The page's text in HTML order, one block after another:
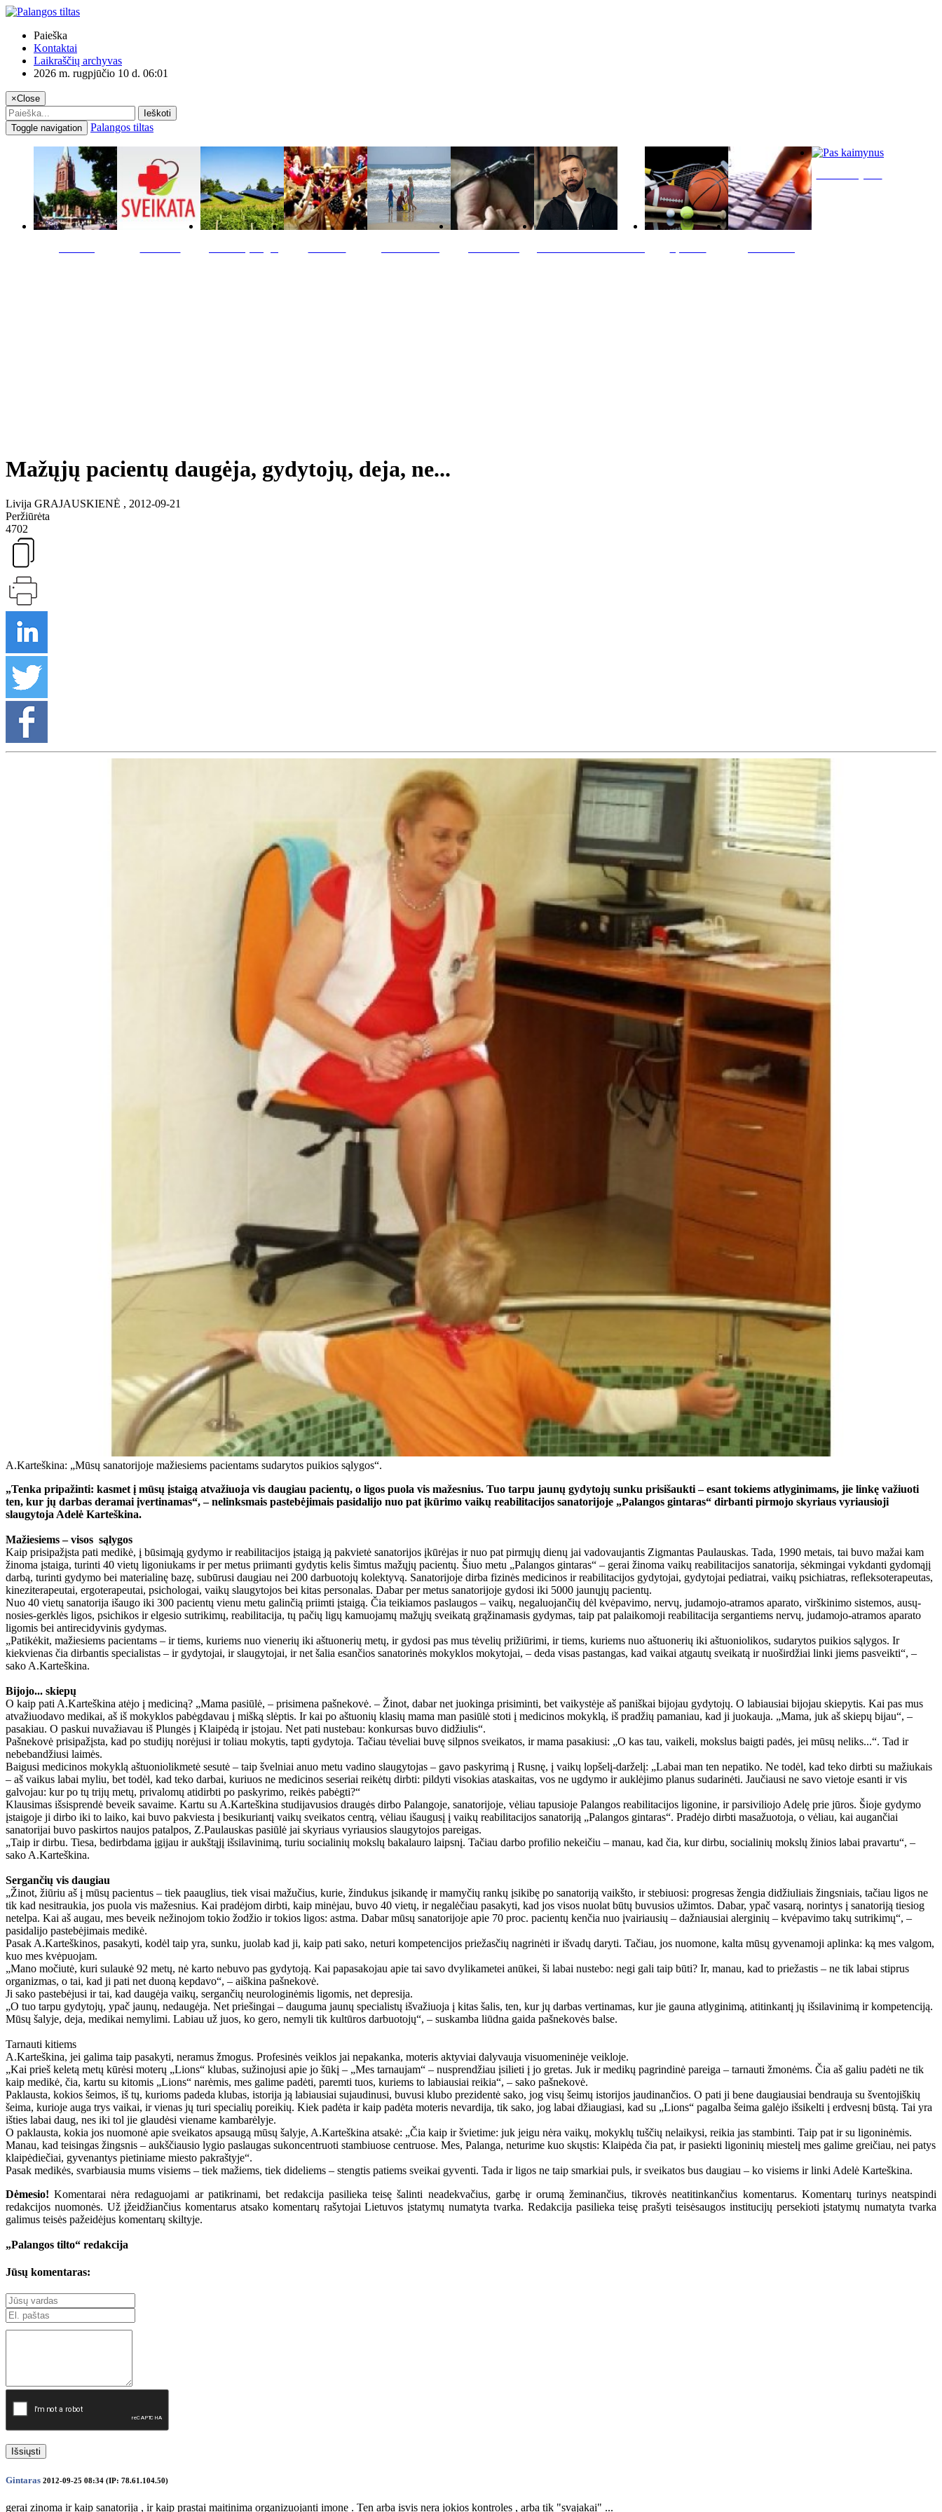
Paieška
Kontaktai
Laikraščių archyvas
2026 m. rugpjūčio 10 d. 06:01
×Close
Ieškoti
Toggle navigation
Palangos tiltas
Mažųjų pacientų daugėja, gydytojų, deja, ne...
Livija GRAJAUSKIENĖ , 2012-09-21
Peržiūrėta
4702
A.Karteškina: „Mūsų sanatorijoje mažiesiems pacientams sudarytos puikios sąlygos“.
„Tenka pripažinti: kasmet į mūsų įstaigą atvažiuoja vis daugiau pacientų, o ligos puola vis mažesnius. Tuo tarpu jaunų gydytojų sunku prisišaukti – esant tokiems atlyginimams, jie linkę važiuoti
ten, kur jų darbas deramai įvertinamas“, – nelinksmais pastebėjimais pasidalijo nuo pat įkūrimo vaikų reabilitacijos sanatorijoje „Palangos gintaras“ dirbanti pirmojo skyriaus vyriausioji
slaugytoja Adelė Karteškina.
Mažiesiems – visos sąlygos
Kaip prisipažįsta pati medikė, į būsimąją gydymo ir reabilitacijos įstaigą ją pakvietė sanatorijos įkūrėjas ir nuo pat pirmųjų dienų jai vadovaujantis Zigmantas Paulauskas. Tada, 1990 metais, tai buvo mažai kam
žinoma įstaiga, turinti 40 vietų ligoniukams ir per metus priimanti gydytis kelis šimtus mažųjų pacientų. Šiuo metu „Palangos gintaras“ – gerai žinoma vaikų reabilitacijos sanatorija, sėkmingai vykdanti gydomąjį
darbą, turinti gydymo bei materialinę bazę, subūrusi daugiau nei 200 darbuotojų kolektyvą. Sanatorijoje dirba fizinės medicinos ir reabilitacijos gydytojai, gydytojai pediatrai, vaikų psichiatras, refleksoterapeutas,
kineziterapeutai, ergoterapeutai, psichologai, vaikų slaugytojos bei kitas personalas. Dabar per metus sanatorijoje gydosi iki 5000 jaunųjų pacientų.
Nuo 40 vietų sanatorija išaugo iki 300 pacientų vienu metu galinčią priimti įstaigą. Čia teikiamos paslaugos – vaikų, negaluojančių dėl kvėpavimo, nervų, judamojo-atramos aparato, virškinimo sistemos, ausų-
nosies-gerklės ligos, psichikos ir elgesio sutrikimų, reabilitacija, tų pačių ligų kamuojamų mažųjų sveikatą grąžinamasis gydymas, taip pat palaikomoji reabilitacija sergantiems nervų, judamojo-atramos aparato
ligomis bei antirecidyvinis gydymas.
„Patikėkit, mažiesiems pacientams – ir tiems, kuriems nuo vienerių iki aštuonerių metų, ir gydosi pas mus tėvelių prižiūrimi, ir tiems, kuriems nuo aštuonerių iki aštuoniolikos, sudarytos puikios sąlygos. Ir
kiekvienas čia dirbantis specialistas – ir gydytojai, ir slaugytojai, ir net šalia esančios sanatorinės mokyklos mokytojai, – deda visas pastangas, kad vaikai atgautų sveikatą ir nuoširdžiai linki jiems pasveikti“, –
sako A.Karteškina.
Bijojo... skiepų
O kaip pati A.Karteškina atėjo į mediciną? „Mama pasiūlė, – prisimena pašnekovė. – Žinot, dabar net juokinga prisiminti, bet vaikystėje aš paniškai bijojau gydytojų. O labiausiai bijojau skiepytis. Kai pas mus
atvažiuodavo medikai, aš iš mokyklos pabėgdavau į mišką slėptis. Ir kai po aštuonių klasių mama man pasiūlė stoti į medicinos mokyklą, iš pradžių pamaniau, kad ji juokauja. „Mama, juk aš skiepų bijau“, –
pasakiau. O paskui nuvažiavau iš Plungės į Klaipėdą ir įstojau. Net pati nustebau: konkursas buvo didžiulis“.
Pašnekovė prisipažįsta, kad po studijų norėjusi ir toliau mokytis, tapti gydytoja. Tačiau tėveliai buvę silpnos sveikatos, ir mama pasakiusi: „O kas tau, vaikeli, mokslus baigti padės, jei mūsų neliks...“. Tad ir
nebebandžiusi laimės.
Baigusi medicinos mokyklą aštuoniolikmetė sesutė – taip švelniai anuo metu vadino slaugytojas – gavo paskyrimą į Rusnę, į vaikų lopšelį-darželį: „Labai man ten nepatiko. Ne todėl, kad teko dirbti su mažiukais
– aš vaikus labai myliu, bet todėl, kad teko darbai, kuriuos ne medicinos seseriai reikėtų dirbti: pildyti visokias ataskaitas, vos ne ugdymo ir auklėjimo planus sudarinėti. Jaučiausi ne savo vietoje esanti ir vis
galvojau: kur po tų trijų metų, privalomų atidirbti po paskyrimo, reikės pabėgti?“
Klausimas išsisprendė beveik savaime. Kartu su A.Karteškina studijavusios draugės dirbo Palangoje, sanatorijoje, vėliau tapusioje Palangos reabilitacijos ligonine, ir parsiviliojo Adelę prie jūros. Šioje gydymo
įstaigoje ji dirbo iki to laiko, kai buvo pakviesta į besikuriantį vaikų sveikatos centrą, vėliau išaugusį į vaikų reabilitacijos sanatoriją „Palangos gintaras“. Pradėjo dirbti masažuotoja, o vėliau, kai augančiai
sanatorijai buvo paskirtos naujos patalpos, Z.Paulauskas pasiūlė jai skyriaus vyriausios slaugytojos pareigas.
„Taip ir dirbu. Tiesa, bedirbdama įgijau ir aukštąjį išsilavinimą, turiu socialinių mokslų bakalauro laipsnį. Tačiau darbo profilio nekeičiu – manau, kad čia, kur dirbu, socialinių mokslų žinios labai pravartu“, –
sako A.Karteškina.
Sergančių vis daugiau
„Žinot, žiūriu aš į mūsų pacientus – tiek paauglius, tiek visai mažučius, kurie, žindukus įsikandę ir mamyčių rankų įsikibę po sanatoriją vaikšto, ir stebiuosi: progresas žengia didžiuliais žingsniais, tačiau ligos ne
tik kad nesitraukia, jos puola vis mažesnius. Kai pradėjom dirbti, kaip minėjau, buvo 40 vietų, ir negalėčiau pasakyti, kad jos visos nuolat būtų buvusios užimtos. Dabar, ypač vasarą, norintys į sanatoriją tiesiog
netelpa. Kai aš augau, mes beveik nežinojom tokio žodžio ir tokios ligos: astma. Dabar mūsų sanatorijoje apie 70 proc. pacientų kenčia nuo įvairiausių – dažniausiai alerginių – kvėpavimo takų sutrikimų“, –
pasidalijo pastebėjimais medikė.
Pasak A.Karteškinos, pasakyti, kodėl taip yra, sunku, juolab kad ji, kaip pati sako, neturi kompetencijos priežasčių nagrinėti ir išvadų daryti. Tačiau, jos nuomone, kalta mūsų gyvenamoji aplinka: ką mes valgom,
kuo mes kvėpuojam.
„Mano močiutė, kuri sulaukė 92 metų, nė karto nebuvo pas gydytoją. Kai papasakojau apie tai savo dvylikametei anūkei, ši labai nustebo: negi gali taip būti? Ir, manau, kad to priežastis – ne tik labai stiprus
organizmas, o tai, kad ji pati net duoną kepdavo“, – aiškina pašnekovė.
Ji sako pastebėjusi ir tai, kad daugėja vaikų, sergančių neurologinėmis ligomis, net depresija.
„O tuo tarpu gydytojų, ypač jaunų, nedaugėja. Net priešingai – dauguma jaunų specialistų išvažiuoja į kitas šalis, ten, kur jų darbas vertinamas, kur jie gauna atlyginimą, atitinkantį jų išsilavinimą ir kompetenciją.
Mūsų šalyje, deja, medikai nemylimi. Labiau už juos, ko gero, nemyli tik kultūros darbuotojų“, – suskamba liūdna gaida pašnekovės balse.
Tarnauti kitiems
A.Karteškina, jei galima taip pasakyti, neramus žmogus. Profesinės veiklos jai nepakanka, moteris aktyviai dalyvauja visuomeninėje veikloje.
„Kai prieš keletą metų kūrėsi moterų „Lions“ klubas, sužinojusi apie jo šūkį – „Mes tarnaujam“ – nusprendžiau įsilieti į jo gretas. Juk ir medikų pagrindinė pareiga – tarnauti žmonėms. Čia aš galiu padėti ne tik
kaip medikė, čia, kartu su kitomis „Lions“ narėmis, mes galime padėti, paremti tuos, kuriems to labiausiai reikia“, – sako pašnekovė.
Paklausta, kokios šeimos, iš tų, kurioms padeda klubas, istorija ją labiausiai sujaudinusi, buvusi klubo prezidentė sako, jog visų šeimų istorijos jaudinančios. O pati ji bene daugiausiai bendrauja su šventojiškių
šeima, kurioje auga trys vaikai, ir vienas jų turi specialių poreikių. Kiek padėta ir kaip padėta moteris nevardija, tik sako, jog labai džiaugiasi, kad su „Lions“ pagalba šeima galėjo išsikelti į erdvesnį būstą. Tai yra
išties labai daug, nes iki tol jie glaudėsi viename kambarėlyje.
O paklausta, kokia jos nuomonė apie sveikatos apsaugą mūsų šalyje, A.Karteškina atsakė: „Čia kaip ir švietime: juk jeigu nėra vaikų, mokyklų tuščių nelaikysi, reikia jas stambinti. Taip pat ir su ligoninėmis.
Manau, kad teisingas žingsnis – aukščiausio lygio paslaugas sukoncentruoti stambiuose centruose. Mes, Palanga, neturime kuo skųstis: Klaipėda čia pat, ir pasiekti ligoninių miestelį mes galime greičiau, nei patys
klaipėdiečiai, gyvenantys pietiniame miesto pakraštyje“.
Pasak medikės, svarbiausia mums visiems – tiek mažiems, tiek dideliems – stengtis patiems sveikai gyventi. Tada ir ligos ne taip smarkiai puls, ir sveikatos bus daugiau – ko visiems ir linki Adelė Karteškina.
Dėmesio! Komentarai nėra redaguojami ar patikrinami, bet redakcija pasilieka teisę šalinti neadekvačius, garbę ir orumą žeminančius, tikrovės neatitinkančius komentarus. Komentarų turinys neatspindi
redakcijos nuomonės. Už įžeidžiančius komentarus atsako komentarų rašytojai Lietuvos įstatymų numatyta tvarka. Redakcija pasilieka teisę prašyti teisėsaugos institucijų persekioti įstatymų numatyta tvarka
galimus teisės pažeidėjus komentarų skiltyje.
„Palangos tilto“ redakcija
Jūsų komentaras:
Išsiųsti
Gintaras 2012-09-25 08:34 (IP: 78.61.104.50)
gerai zinoma ir kaip sanatorija , ir kaip prastai maitinima organizuojanti imone . Ten arba isvis nera jokios kontroles , arba tik "svajakai" ...